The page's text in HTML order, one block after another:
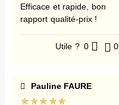
Efficace et rapide, bon
rapport qualité-prix !
Utile ? 0 0
Pauline FAURE